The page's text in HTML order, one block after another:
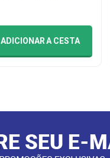
ADICIONARA CESTA